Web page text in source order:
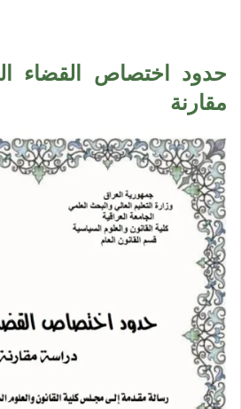
حدود اختصاص القضاء
مقارنة